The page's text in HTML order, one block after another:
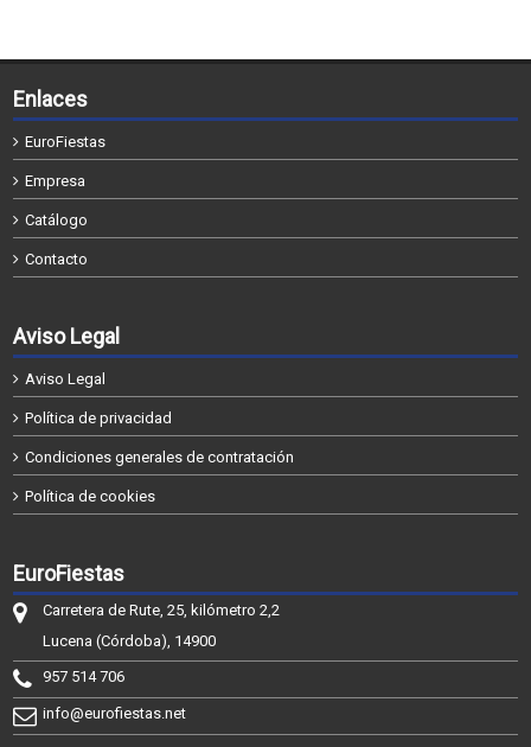
Enlaces
EuroFiestas
Empresa
Catálogo
Contacto
Aviso Legal
Aviso Legal
Política de privacidad
Condiciones generales de contratación
Política de cookies
EuroFiestas
Carretera de Rute, 25, kilómetro 2,2
Lucena (Córdoba), 14900
957 514 706
info@eurofiestas.net